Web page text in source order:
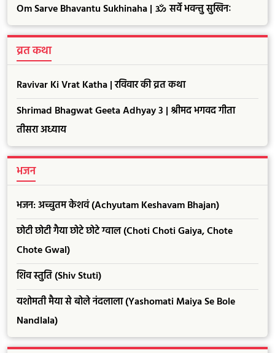
Om Sarve Bhavantu Sukhinaha | ॐ सर्वे भवन्तु सुखिनः
व्रत कथा
Ravivar Ki Vrat Katha | रविवार की व्रत कथा
Shrimad Bhagwat Geeta Adhyay 3 | श्रीमद भगवद गीता
तीसरा अध्याय
भजन
भजन: अच्चुतम केशवं (Achyutam Keshavam Bhajan)
छोटी छोटी गैया छोटे छोटे ग्वाल (Choti Choti Gaiya, Chote
Chote Gwal)
शिव स्तुति (Shiv Stuti)
यशोमती मैया से बोले नंदलाला (Yashomati Maiya Se Bole
Nandlala)